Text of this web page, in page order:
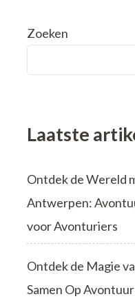
Zoeken
Laatste
Ontdek de Wereld
Antwerpen:
voor Avonturiers
Ontdek de Magie
Samen Op